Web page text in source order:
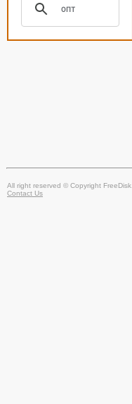
All right reserved © Copyright
Contact Us